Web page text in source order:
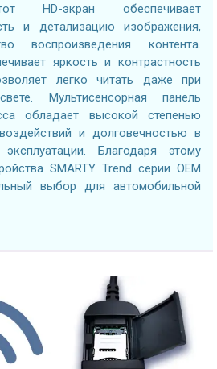
HD-экран обеспечивает
и детализацию изображения,
воспроизведения контента.
яркость и контрастность
легко читать даже при
Мультисенсорная панель
обладает высокой степенью
и долговечностью в
Благодаря этому
SMARTY Trend серии OEM
выбор для автомобильной